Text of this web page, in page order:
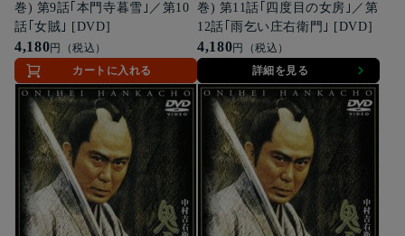
巻) 第9話｢本門寺暮雪｣／第10
話｢女賊｣ [DVD]
4,180円（税込）
カートに入れる
巻) 第11話｢四度目の女房｣／第
12話｢雨乞い庄右衛門｣ [DVD]
4,180円（税込）
詳細を見る